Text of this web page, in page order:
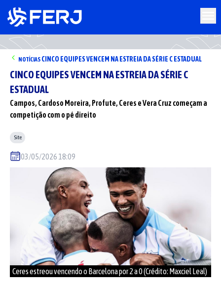
NOTÍCIAS CINCO EQUIPES VENCEM NA ESTREIA DA SÉRIE C ESTADUAL
CINCO EQUIPES VENCEM NA ESTREIA DA SÉRIE C
ESTADUAL
Campos, Cardoso Moreira, Profute, Ceres e Vera Cruz começam a
competição com o pé direito
Site
03/05/2026 18:09
Ceres estreou vencendo o Barcelona por 2 a 0 (Crédito: Maxciel Leal)